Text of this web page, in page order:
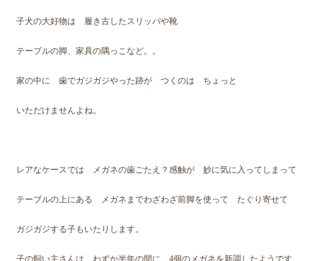
子犬の大好物は 履き古したスリッパや靴
テーブルの脚、家具の隅っこなど。。
家の中に 歯でガジガジやった跡が つくのは ちょっと
いただけませんよね。
レアなケースでは メガネの歯ごたえ？感触が 妙に気に入ってしまって
テーブルの上にある メガネまでわざわざ前脚を使って たぐり寄せて
ガジガジする子もいたりします。
子の飼い主さんは わずか半年の間に 4個のメガネを新調したようです